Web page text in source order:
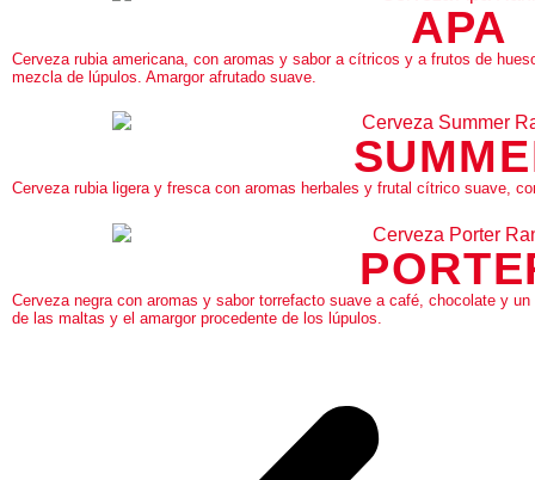
APA
Cerveza rubia americana, con aromas y sabor a cítricos y a frutos de
mezcla de lúpulos. Amargor afrutado suave.
Cerveza rubia ligera y fresca con aromas herbales y frutal cítrico suave,
Cerveza negra con aromas y sabor torrefacto suave a café, chocolate y
de las maltas y el amargor procedente de los lúpulos.